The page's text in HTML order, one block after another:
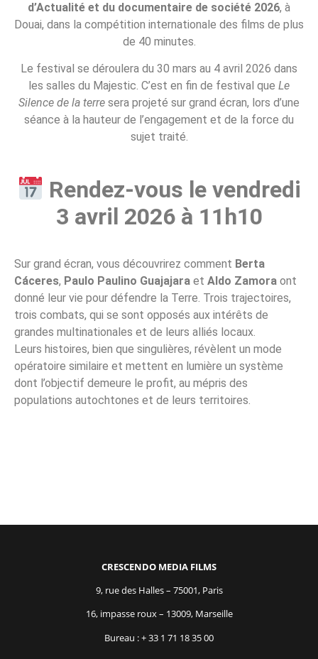
d’Actualité et du documentaire de société 2026, à
Douai, dans la compétition internationale des films de plus
de 40 minutes.
Le festival se déroulera du 30 mars au 4 avril 2026 dans
les salles du Majestic. C’est en fin de festival que Le
Silence de la terre sera projeté sur grand écran, lors d’une
séance à la hauteur de l’engagement et de la force du
sujet traité.
Rendez-vous le vendredi
3 avril 2026 à 11h10
Sur grand écran, vous découvrirez comment Berta
Cáceres, Paulo Paulino Guajajara et Aldo Zamora ont
donné leur vie pour défendre la Terre. Trois trajectoires,
trois combats, qui se sont opposés aux intérêts de
grandes multinationales et de leurs alliés locaux.
Leurs histoires, bien que singulières, révèlent un mode
opératoire similaire et mettent en lumière un système
dont l’objectif demeure le profit, au mépris des
populations autochtones et de leurs territoires.
CRESCENDO MEDIA FILMS
9, rue des Halles – 75001, Paris
16, impasse roux – 13009, Marseille
Bureau : + 33 1 71 18 35 00